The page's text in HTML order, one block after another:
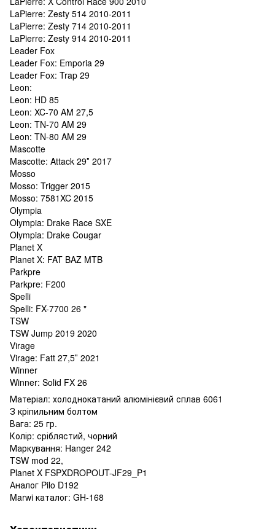
LaPierre: Zesty 514 2010-2011
LaPierre: Zesty 714 2010-2011
LaPierre: Zesty 914 2010-2011
Leader Fox
Leader Fox: Emporia 29
Leader Fox: Trap 29
Leon:
Leon: HD 85
Leon: XC-70 AM 27,5
Leon: TN-70 AM 29
Leon: TN-80 AM 29
Mascotte
Mascotte: Attack 29″ 2017
Mosso
Mosso: Trigger 2015
Mosso: 7581XC 2015
Olympia
Olympia: Drake Race SXE
Olympia: Drake Cougar
Planet X
Planet X: FAT BAZ MTB
Parkpre
Parkpre: F200
Spelli
Spelli: FX-7700 26 "
TSW
TSW Jump 2019 2020
Virage
Virage: Fatt 27,5″ 2021
Winner
Winner: Solid FX 26
Матеріал: холоднокатаний алюмінієвий сплав 6061
З кріпильним болтом
Вага: 25 гр.
Колір: сріблястий, чорний
Маркування: Hanger 242
TSW mod 22,
Planet X FSPXDROPOUT-JF29_P1
Аналог Pilo D192
Marwi каталог: GH-168